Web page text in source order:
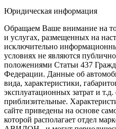
Юридическая информация
Обращаем Ваше внимание на
и услугах, размещенных на
исключительно
условиях не являются
положениями Статьи 437
Федерации. Данные об
вида, характеристики,
эксплуатационных затрат и т.д.
приблизительные.
сайте приведены на основе
которой располагает отдел